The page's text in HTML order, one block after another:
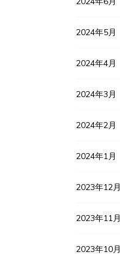
2024年5月
2024年4月
2024年3月
2024年2月
2024年1月
2023年12月
2023年11月
2023年10月